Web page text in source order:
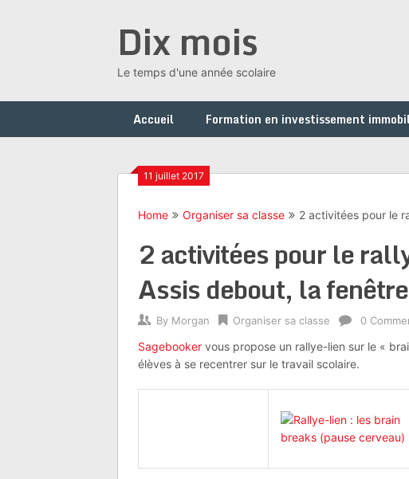
Dix mois
Le temps d'une année scolaire
Accueil Formation en investissement
11 juillet 2017
Home Organiser sa classe 2 activitées pour le
2 activitées pour le
Assis debout, la fenêtre
By Morgan Organiser sa classe 0
Sagebooker vous propose un rallye-lien sur le «
élèves à se recentrer sur le travail scolaire.